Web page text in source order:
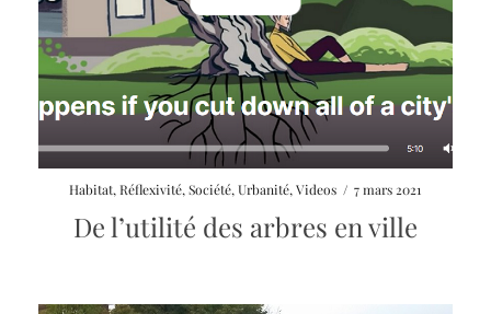
Launch
modal
Habitat,Réflexivité,Société,Urbanité,Videos / 7 mars 2021
De l’utilité des arbres en ville